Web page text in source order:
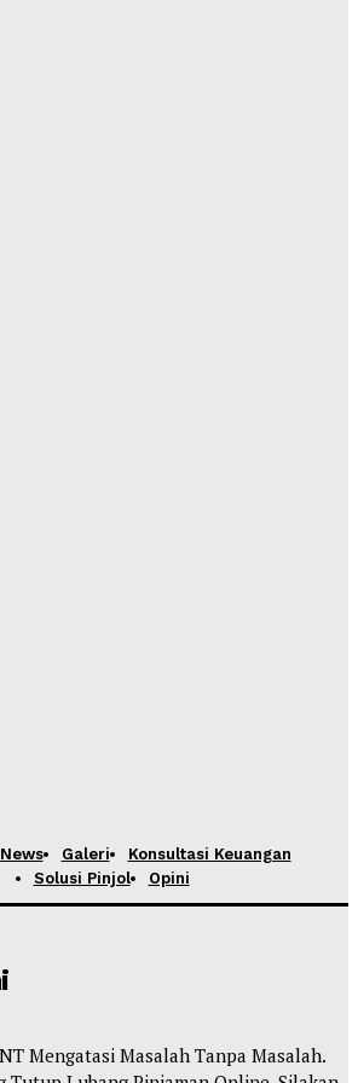
News Galeri
Konsultasi Keuangan
Solusi Pinjol
Opini
Mengatasi Masalah Tanpa Masalah.